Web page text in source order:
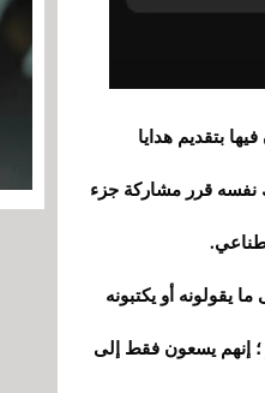
بتقديم هدايا
نفسه قرر مشاركة جزء
يقولونه أو يكتبونه
إنهم يسعون فقط إلى